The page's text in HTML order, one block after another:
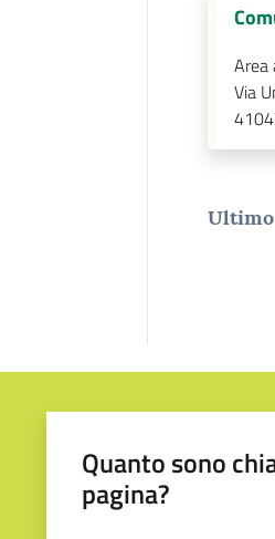
Area
Via
Quanto sono
pagina?